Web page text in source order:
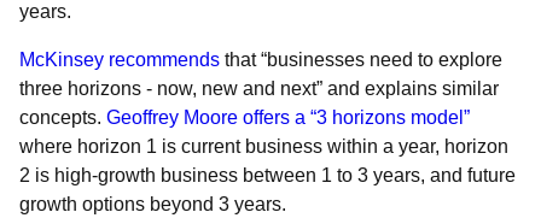
years.
McKinsey recommends that “businesses need to explore
three horizons - now, new and next” and explains similar
concepts. Geoffrey Moore offers a “3 horizons model”
where horizon 1 is current business within a year, horizon
2 is high-growth business between 1 to 3 years, and future
growth options beyond 3 years.